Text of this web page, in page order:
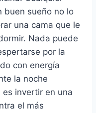
buen sueño no lo
una cama que le
Nada puede
por la
con energía
la noche
es invertir en una
el más